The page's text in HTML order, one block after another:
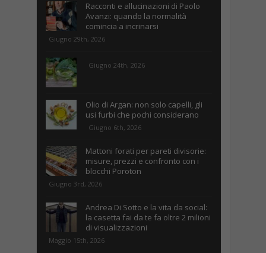
Racconti e allucinazioni di Paolo
Avanzi: quando la normalità
comincia a incrinarsi
Giugno 29th, 2026
Giugno 24th, 2026
Olio di Argan: non solo capelli, gli
usi furbi che pochi considerano
Giugno 6th, 2026
Mattoni forati per pareti divisorie:
misure, prezzi e confronto con i
blocchi Poroton
Giugno 3rd, 2026
Andrea Di Sotto e la vita da social:
la casetta fai da te fa oltre 2 milioni
di visualizzazioni
Maggio 15th, 2026